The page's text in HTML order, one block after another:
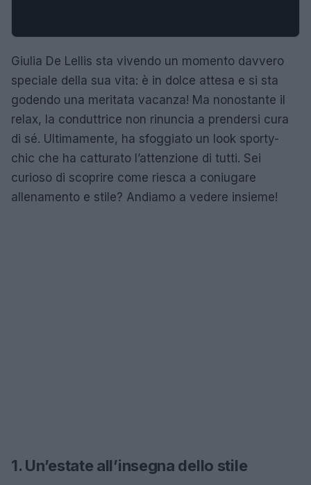
Giulia De Lellis sta vivendo un momento davvero
speciale della sua vita: è in dolce attesa e si sta
godendo una meritata vacanza! Ma nonostante il
relax, la conduttrice non rinuncia a prendersi cura
di sé. Ultimamente, ha sfoggiato un look sporty-
chic che ha catturato l’attenzione di tutti. Sei
curioso di scoprire come riesca a coniugare
allenamento e stile? Andiamo a vedere insieme!
1. Un’estate all’insegna dello stile